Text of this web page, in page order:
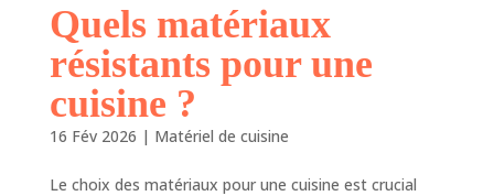
Quels matériaux
résistants pour une
cuisine ?
16 Fév 2026 | Matériel de cuisine
Le choix des matériaux pour une cuisine est crucial